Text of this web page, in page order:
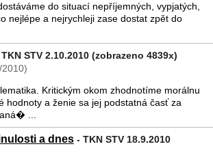
do situací nepříjemných, vypjatých,
nejlépe a nejrychleji zase dostat zpět do
STV 2.10.2010 (zobrazeno 4839x)
Kritickým okom zhodnotíme morálnu
hodnoty a ženie sa jej podstatná časť za
...
a dnes - TKN STV 18.9.2010